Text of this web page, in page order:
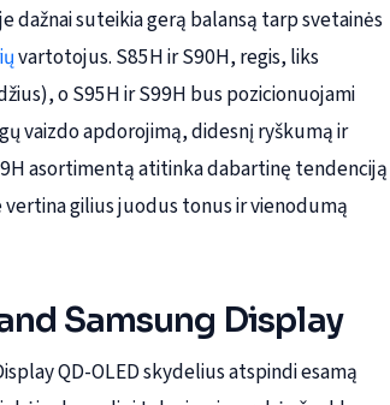
dažnai suteikia gerą balansą tarp svetainės
vartotojus. S85H ir S90H, regis, liks
o S95H ir S99H bus pozicionuojami
vaizdo apdorojimą, didesnį ryškumą ir
asortimentą atitinka dabartinę tendenciją
gilius juodus tonus ir vienodumą
Samsung Display
QD-OLED skydelius atspindi esamą